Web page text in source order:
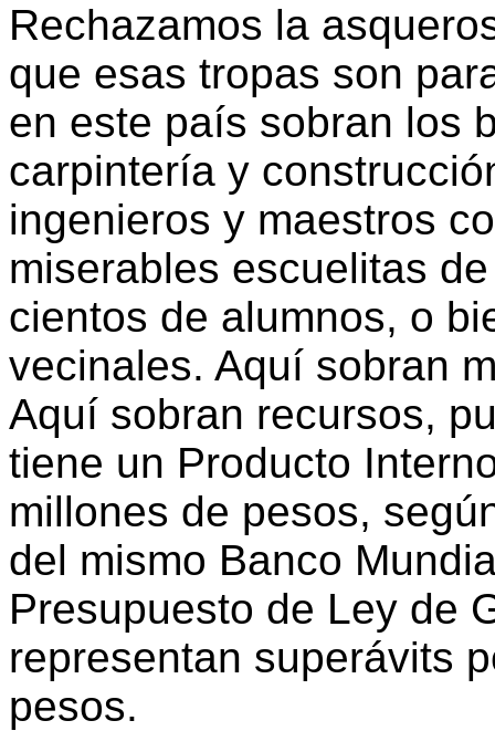
Rechazamos la
que esas tropas son
en este país sobran los
carpintería y
ingenieros y maestros
miserables escuelitas
cientos de alumnos, o
vecinales. Aquí sobran
Aquí sobran recursos,
tiene un Producto
millones de pesos,
del mismo Banco
Presupuesto de Ley de
representan superávits
pesos.